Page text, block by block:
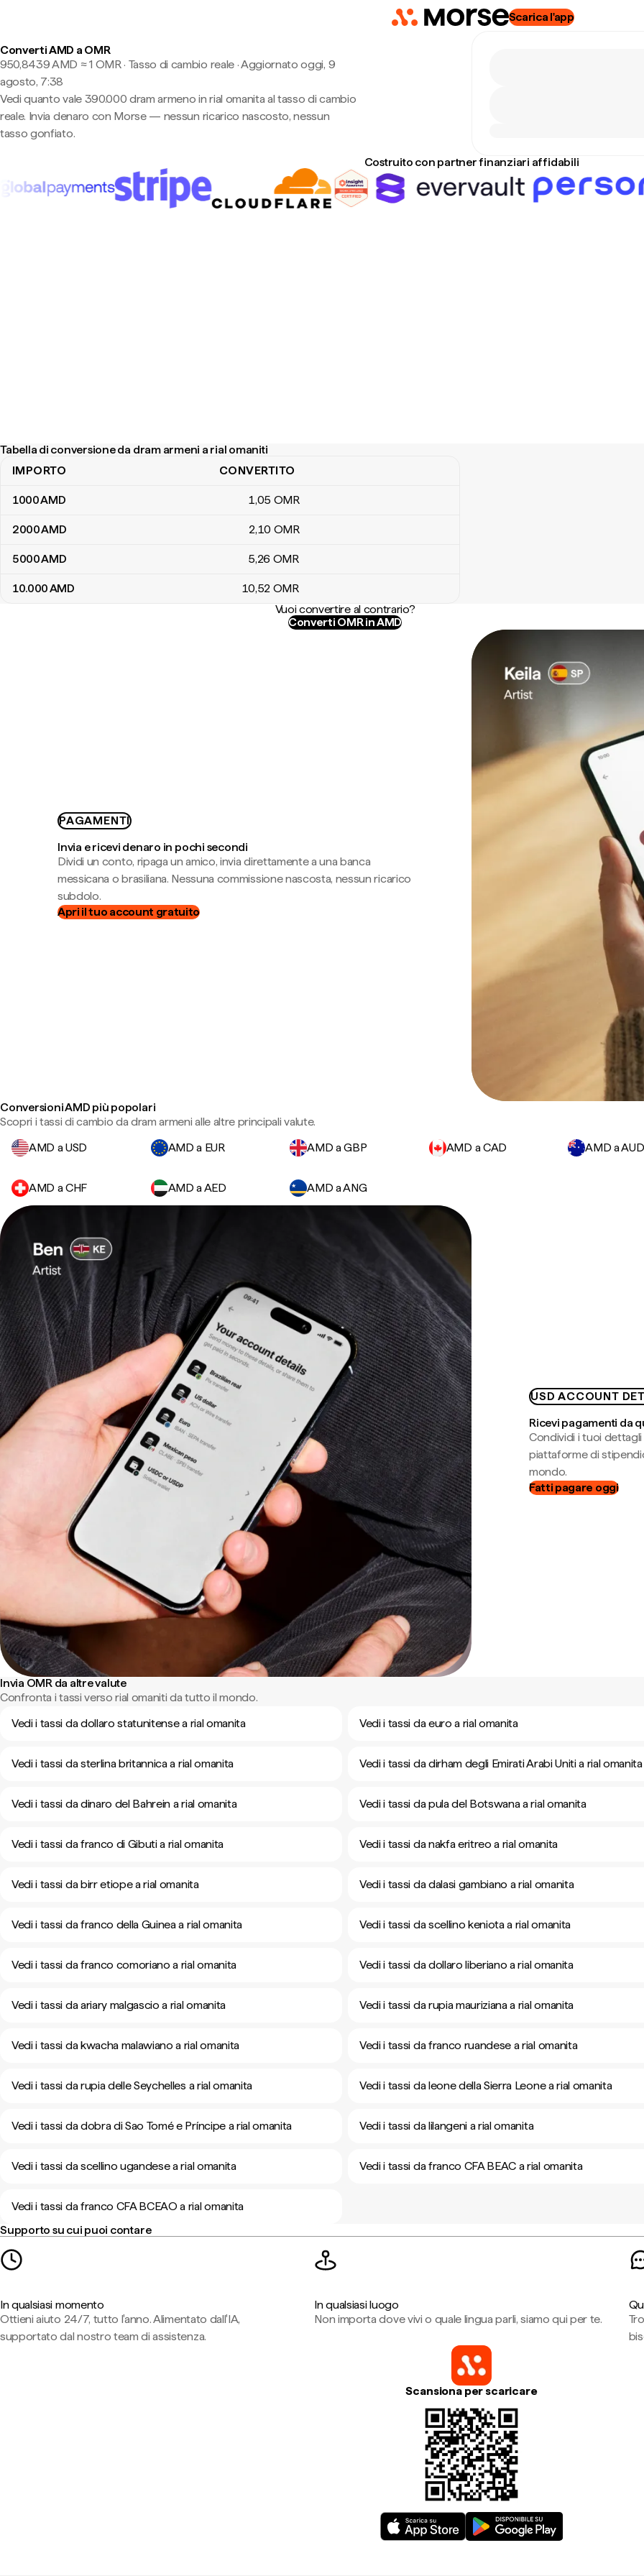
Scarica l'app
Converti AMD a OMR
950,8439 AMD ≈ 1 OMR · Tasso di cambio reale·Aggiornato oggi, 9
agosto, 7:38
Vedi quanto vale 390.000 dram armeno in rial omanita al tasso di cambio
reale. Invia denaro con Morse — nessun ricarico nascosto, nessun
tasso gonfiato.
Costruito con partner finanziari affidabili
Tabella di conversione da dram armeni a rial omaniti
Tabella di conversione da dram armeni a rial omaniti
IMPORTO CONVERTITO
1000AMD 1,05 OMR
2000AMD 2,10 OMR
5000AMD 5,26 OMR
10.000AMD 10,52 OMR
Vuoi convertire al contrario?
Converti OMR in AMD
PAGAMENTI
Invia e ricevi denaro in pochi secondi
Dividi un conto, ripaga un amico, invia direttamente a una banca
messicana o brasiliana. Nessuna commissione nascosta, nessun ricarico
subdolo.
Apri il tuo account gratuito
Conversioni AMD più popolari
Scopri i tassi di cambio da dram armeni alle altre principali valute.
AMD a USD
AMD a EUR AMD a GBP AMD a CAD AMD a AUD
AMD a CHF AMD a AED AMD a ANG
USD ACCOUNT
Ricevi pagamenti da
Condividi i tuoi dettagli
piattaforme di
mondo.
Fatti pagare oggi
Invia OMR da altre valute
Confronta i tassi verso rial omaniti da tutto il mondo.
Vedi i tassi da dollaro statunitense a rial omanita
Vedi i tassi da euro a rial omanita
Vedi i tassi da sterlina britannica a rial omanita Vedi i tassi da dirham degli Emirati Arabi Uniti a rial omanita
Vedi i tassi da dinaro del Bahrein a rial omanita Vedi i tassi da pula del Botswana a rial omanita
Vedi i tassi da franco di Gibuti a rial omanita Vedi i tassi da nakfa eritreo a rial omanita
Vedi i tassi da birr etiope a rial omanita Vedi i tassi da dalasi gambiano a rial omanita
Vedi i tassi da franco della Guinea a rial omanita Vedi i tassi da scellino keniota a rial omanita
Vedi i tassi da franco comoriano a rial omanita Vedi i tassi da dollaro liberiano a rial omanita
Vedi i tassi da ariary malgascio a rial omanita Vedi i tassi da rupia mauriziana a rial omanita
Vedi i tassi da kwacha malawiano a rial omanita Vedi i tassi da franco ruandese a rial omanita
Vedi i tassi da rupia delle Seychelles a rial omanita Vedi i tassi da leone della Sierra Leone a rial omanita
Vedi i tassi da dobra di Sao Tomé e Príncipe a rial omanita Vedi i tassi da lilangeni a rial omanita
Vedi i tassi da scellino ugandese a rial omanita Vedi i tassi da franco CFA BEAC a rial omanita
Vedi i tassi da franco CFA BCEAO a rial omanita
Supporto su cui puoi contare
In qualsiasi momento
Ottieni aiuto 24/7, tutto l'anno. Alimentato dall'IA,
supportato dal nostro team di assistenza.
In qualsiasi luogo
Non importa dove vivi o quale lingua parli, siamo qui per te.
Scansiona per scaricare